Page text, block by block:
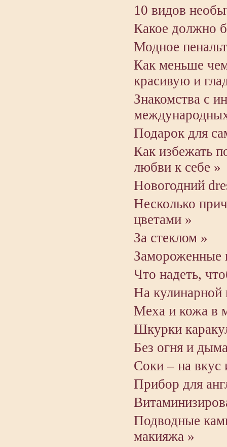
10 видов
Какое должно
Модное
Как меньше
красивую и
Знакомства с
Подарок для
Как избежать
любви к себе »
Новогодний
Несколько
цветами »
За стеклом »
Замороженные
Что надеть,
На кулинарной
Меха и кожа в
Шкурки
Без огня и
Соки – на
Прибор для
Подводные
макияжа »